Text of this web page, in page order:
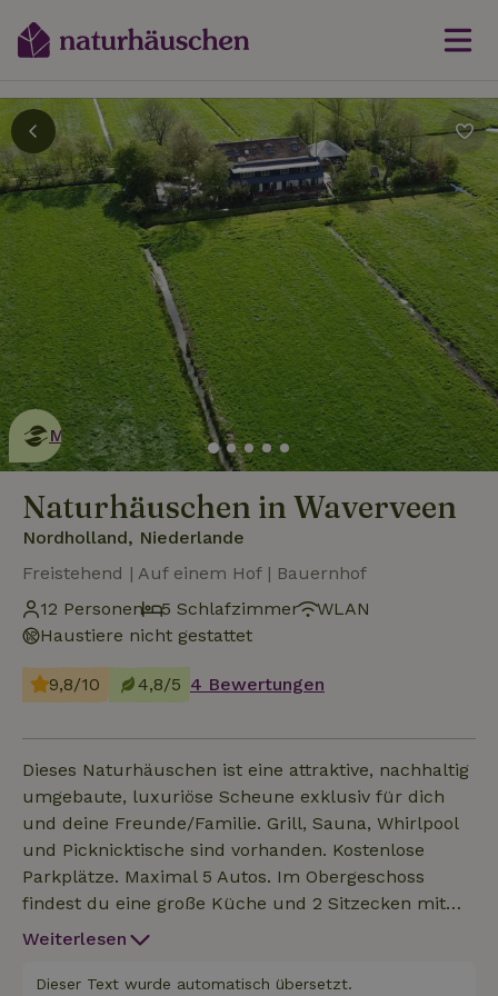
Dies ist ein
umweltschonendes
Naturhäuschen
Mehr erfahren
Naturhäuschen in Waverveen
Nordholland, Niederlande
Freistehend | Auf einem Hof | Bauernhof
12 Personen
5 Schlafzimmer
WLAN
Haustiere nicht gestattet
9,8/10 4,8/5 4 Bewertungen
Dieses Naturhäuschen ist eine attraktive, nachhaltig
umgebaute, luxuriöse Scheune exklusiv für dich
und deine Freunde/Familie. Grill, Sauna, Whirlpool
und Picknicktische sind vorhanden. Kostenlose
Parkplätze. Maximal 5 Autos. Im Obergeschoss
findest du eine große Küche und 2 Sitzecken mit
herrlichem Blick über die Felder des Bauernhofs.
Schlafzimmer) mit eigenem Bad und einer Terrasse,
Weiterlesen
Dieser Text wurde automatisch übersetzt.